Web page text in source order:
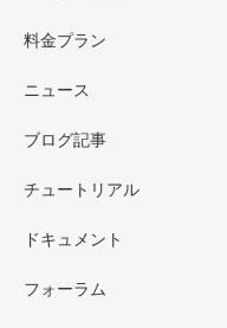
料金プラン
ニュース
ブログ記事
チュートリアル
ドキュメント
フォーラム